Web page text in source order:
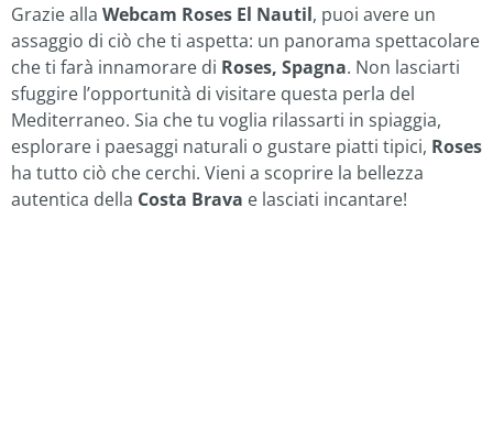
Grazie alla Webcam Roses El Nautil, puoi avere un
assaggio di ciò che ti aspetta: un panorama spettacolare
che ti farà innamorare di Roses, Spagna. Non lasciarti
sfuggire l’opportunità di visitare questa perla del
Mediterraneo. Sia che tu voglia rilassarti in spiaggia,
esplorare i paesaggi naturali o gustare piatti tipici, Roses
ha tutto ciò che cerchi. Vieni a scoprire la bellezza
autentica della Costa Brava e lasciati incantare!